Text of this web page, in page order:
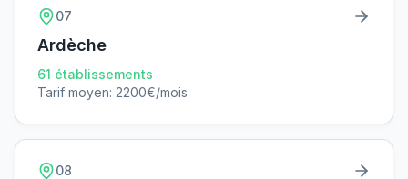
07
Ardèche
61 établissements
Tarif moyen: 2200€/mois
08